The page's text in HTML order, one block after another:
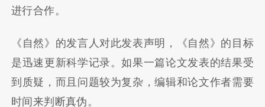
进行合作。
《自然》的发言人对此发表声明，《自然》的目标
是迅速更新科学记录。如果一篇论文发表的结果受
到质疑，而且问题较为复杂，编辑和论文作者需要
时间来判断真伪。